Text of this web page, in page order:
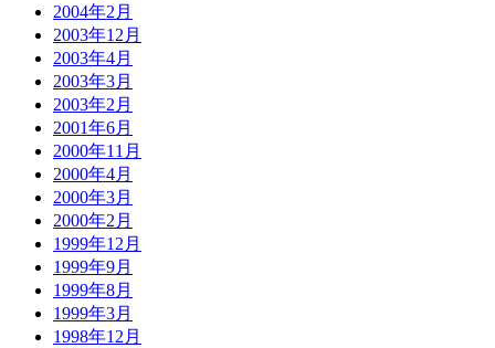
2004年2月
2003年12月
2003年4月
2003年3月
2003年2月
2001年6月
2000年11月
2000年4月
2000年3月
2000年2月
1999年12月
1999年9月
1999年8月
1999年3月
1998年12月